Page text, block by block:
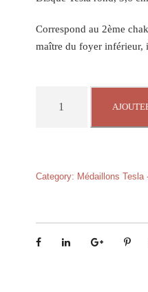
Correspond au 2ème
maître du foyer inférieur,
i
e
Category: Médaillons Tesla